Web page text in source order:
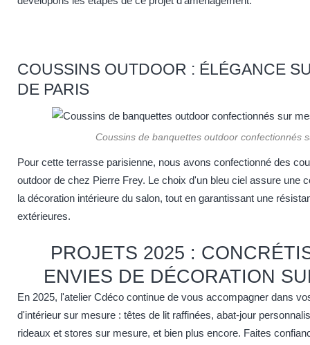
COUSSINS OUTDOOR : ÉLÉGANCE
DE PARIS
Coussins de banquettes outdoor confectionnés
Pour cette terrasse parisienne, nous avons confectionné des
outdoor de chez Pierre Frey. Le choix d'un bleu ciel assure une
la décoration intérieure du salon, tout en garantissant une
extérieures.
PROJETS 2025 :
ENVIES DE DÉCORATION
En 2025, l'atelier Cdéco continue de vous accompagner dans
d'intérieur sur mesure : têtes de lit raffinées, abat-jour
rideaux et stores sur mesure, et bien plus encore. Faites